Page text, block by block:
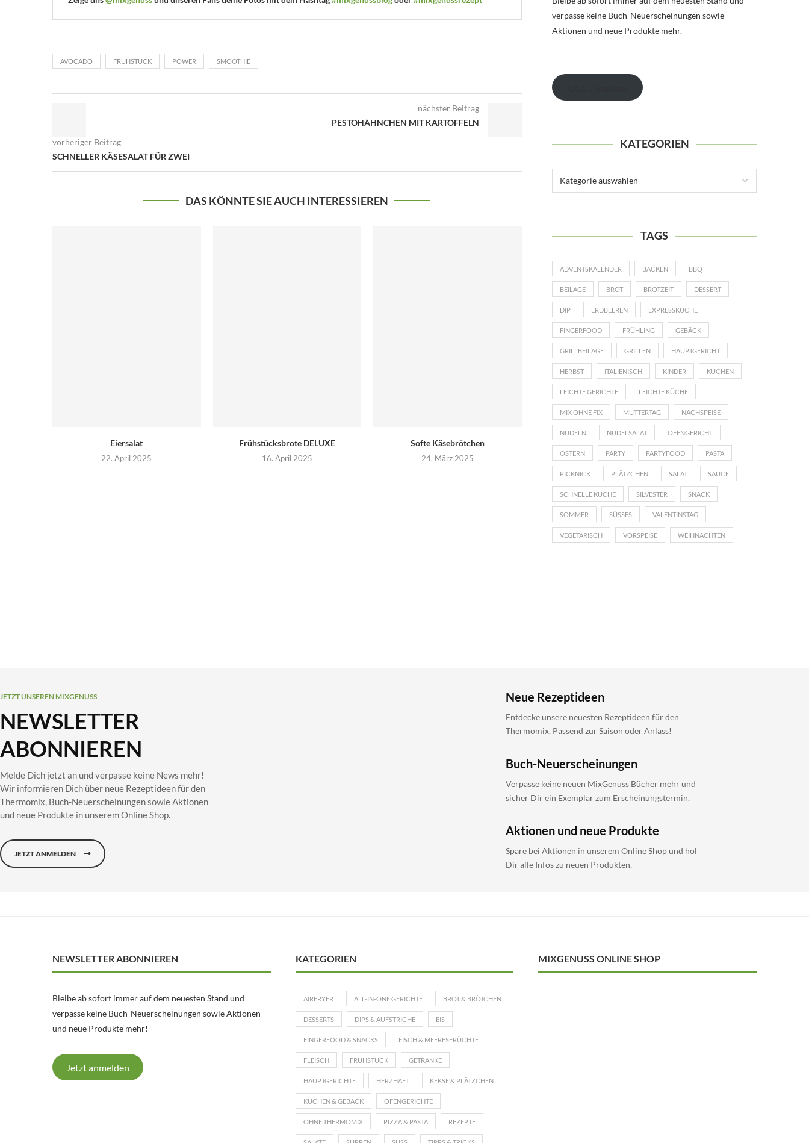
AVOCADO FRÜHSTÜCK POWER SMOOTHIE
vorheriger Beitrag
SCHNELLER KÄSESALAT FÜR ZWEI
nächster Beitrag
PESTOHÄHNCHEN MIT KARTOFFELN
DAS KÖNNTE SIE AUCH INTERESSIEREN
Eiersalat
22. April 2025
Frühstücksbrote DELUXE
16. April 2025
Softe Käsebrötchen
24. März 2025
verpasse keine Buch-Neuerscheinungen sowie
Aktionen und neue Produkte mehr.
KATEGORIEN
TAGS
ADVENTSKALENDER BACKEN BBQ
BEILAGE BROT BROTZEIT DESSERT
DIP ERDBEEREN EXPRESSKÜCHE
FINGERFOOD FRÜHLING GEBÄCK
GRILLBEILAGE GRILLEN HAUPTGERICHT
HERBST ITALIENISCH KINDER KUCHEN
LEICHTE GERICHTE LEICHTE KÜCHE
MIX OHNE FIX MUTTERTAG NACHSPEISE
NUDELN NUDELSALAT OFENGERICHT
OSTERN PARTY PARTYFOOD PASTA
PICKNICK PLÄTZCHEN SALAT SAUCE
SCHNELLE KÜCHE SILVESTER SNACK
SOMMER SÜSSES VALENTINSTAG
VEGETARISCH VORSPEISE WEIHNACHTEN
JETZT UNSEREN MIXGENUSS
NEWSLETTER
ABONNIEREN
Melde Dich jetzt an und verpasse keine News mehr!
Wir informieren Dich über neue Rezeptideen für den
Thermomix, Buch-Neuerscheinungen sowie Aktionen
und neue Produkte in unserem Online Shop.
JETZT ANMELDEN
Neue Rezeptideen
Entdecke unsere neuesten Rezeptideen für den
Thermomix. Passend zur Saison oder Anlass!
Buch-Neuerscheinungen
Verpasse keine neuen MixGenuss Bücher mehr und
sicher Dir ein Exemplar zum Erscheinungstermin.
Aktionen und neue Produkte
Spare bei Aktionen in unserem Online Shop und hol
Dir alle Infos zu neuen Produkten.
NEWSLETTER ABONNIEREN
Bleibe ab sofort immer auf dem neuesten Stand und
verpasse keine Buch-Neuerscheinungen sowie Aktionen
und neue Produkte mehr!
Jetzt anmelden
KATEGORIEN
AIRFRYER ALL-IN-ONE GERICHTE BROT & BRÖTCHEN
DESSERTS DIPS & AUFSTRICHE EIS
FINGERFOOD & SNACKS FISCH & MEERESFRÜCHTE
FLEISCH FRÜHSTÜCK GETRÄNKE
HAUPTGERICHTE HERZHAFT KEKSE & PLÄTZCHEN
KUCHEN & GEBÄCK OFENGERICHTE
OHNE THERMOMIX PIZZA & PASTA REZEPTE
MIXGENUSS ONLINE SHOP